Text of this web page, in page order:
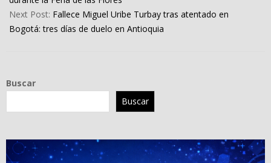
Next Post: Fallece Miguel Uribe Turbay tras atentado en
Bogotá: tres días de duelo en Antioquia
Buscar
Buscar